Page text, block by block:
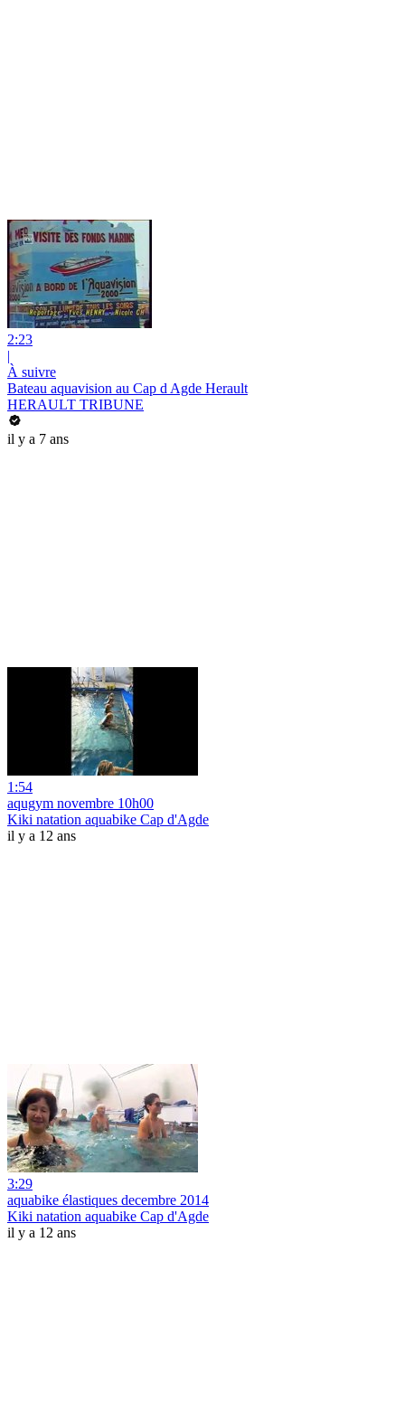
2:23
|
À suivre
Bateau aquavision au Cap d Agde Herault
HERAULT TRIBUNE
il y a 7 ans
1:54
aqugym novembre 10h00
Kiki natation aquabike Cap d'Agde
il y a 12 ans
3:29
aquabike élastiques decembre 2014
Kiki natation aquabike Cap d'Agde
il y a 12 ans